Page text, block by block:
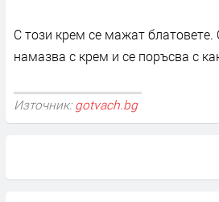
С този крем се мажат блатовете.
намазва с крем и се поръсва с
Източник: gotvach.bg